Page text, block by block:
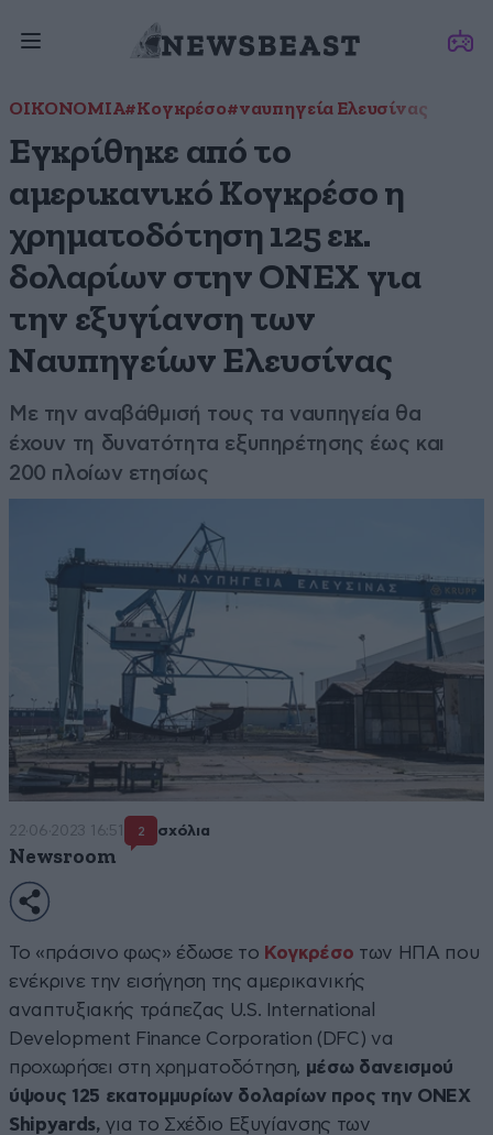
ΟΙΚΟΝΟΜΙΑ#Κογκρέσο#ναυπηγεία Ελευσίνας
Εγκρίθηκε από το
αμερικανικό Κογκρέσο η
χρηματοδότηση 125 εκ.
δολαρίων στην ONEX για
την εξυγίανση των
Ναυπηγείων Ελευσίνας
Με την αναβάθμισή τους τα ναυπηγεία θα
έχουν τη δυνατότητα εξυπηρέτησης έως και
200 πλοίων ετησίως
22·06·2023 16:51 2 σχόλια
Newsroom
Το «πράσινο φως» έδωσε το Κογκρέσο των ΗΠΑ που
ενέκρινε την εισήγηση της αμερικανικής
αναπτυξιακής τράπεζας U.S. International
Development Finance Corporation (DFC) να
προχωρήσει στη χρηματοδότηση, μέσω δανεισμού
ύψους 125 εκατομμυρίων δολαρίων προς την ONEX
Shipyards,για το Σχέδιο Εξυγίανσης των